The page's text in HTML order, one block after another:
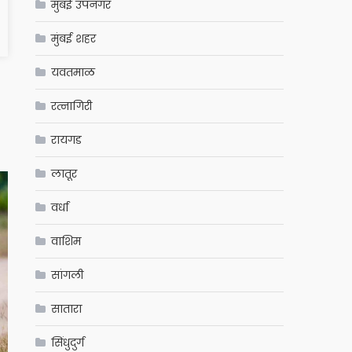
मुंबई उपनगर
मुंबई शहर
यवतमाळ
रत्नागिरी
रायगड
लातूर
वर्धा
वाशिम
सांगली
सातारा
सिंधुदुर्ग